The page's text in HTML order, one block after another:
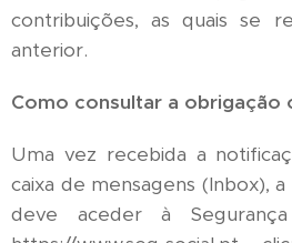
contribuições, as quais se
anterior.
Como consultar a obrigação
Uma vez recebida a
caixa de mensagens (Inbox),
deve aceder à